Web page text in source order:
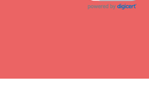
花キューピットのお供え・
ック
花美人5人の「花のある暮らし」 美